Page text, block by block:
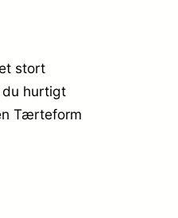
stort
du hurtigt
Tærteform